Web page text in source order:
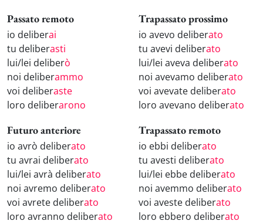
Passato remoto
io deliberai
tu deliberasti
lui/lei deliberò
noi deliberammo
voi deliberaste
loro deliberarono
Trapassato prossimo
io avevo deliberato
tu avevi deliberato
lui/lei aveva deliberato
noi avevamo deliberato
voi avevate deliberato
loro avevano deliberato
Futuro anteriore
io avrò deliberato
tu avrai deliberato
lui/lei avrà deliberato
noi avremo deliberato
voi avrete deliberato
loro avranno deliberato
Trapassato remoto
io ebbi deliberato
tu avesti deliberato
lui/lei ebbe deliberato
noi avemmo deliberato
voi aveste deliberato
loro ebbero deliberato